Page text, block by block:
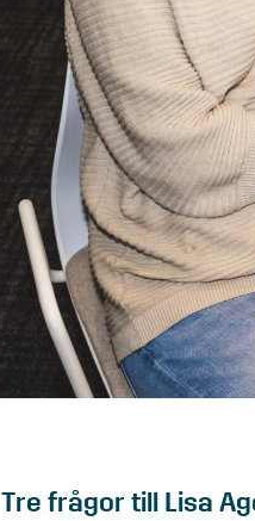
Tre frågor till Lisa